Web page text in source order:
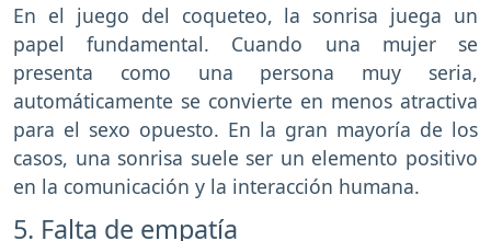
En el juego del coqueteo, la sonrisa juega un
papel fundamental. Cuando una mujer se
presenta como una persona muy seria,
automáticamente se convierte en menos atractiva
para el sexo opuesto. En la gran mayoría de los
casos, una sonrisa suele ser un elemento positivo
en la comunicación y la interacción humana.
5. Falta de empatía